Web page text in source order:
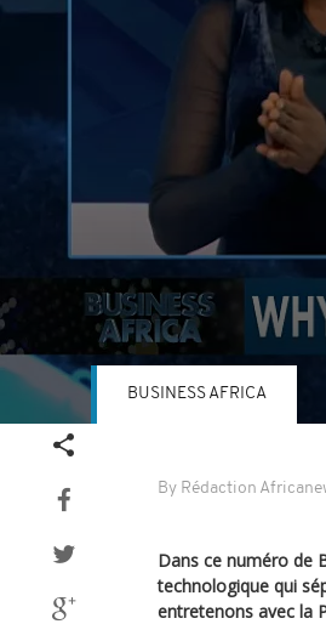
By Rédaction
BUSINESS AFRICA
Dans ce numéro de
technologique qui
entretenons avec la